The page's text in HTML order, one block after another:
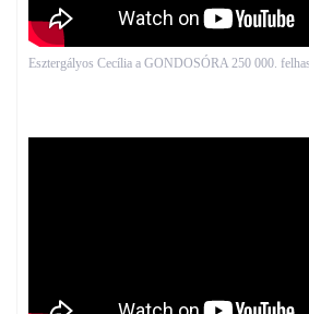
Esztergályos Cecília a GONDOSÓRA 250 000.